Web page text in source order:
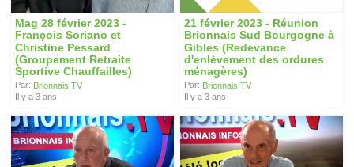
Mag 28 février 2023 -
François Soriano et
Christine Pessard
(Groupement Retraite
Sportive Chauffailles)
Par: Brionnais TV
Il y a 3 ans
21 février 2023 - Réunion
Brionnais Sud Bourgogne à
Gibles (Redevance
d'enlèvement des ordures
ménagères)
Par: Brionnais TV
Il y a 3 ans